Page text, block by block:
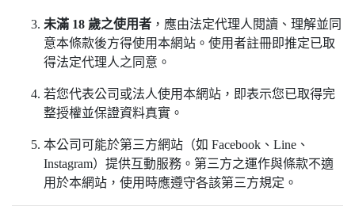
未滿 18 歲之使用者 ，應由法定代理人閱讀、理解並同
意本條款後方得使用本網站。使用者註冊即推定已取
得法定代理人之同意。
若您代表公司或法人使用本網站，即表示您已取得完
整授權並保證資料真實。
本公司可能於第三方網站（如 Facebook、Line、
Instagram）提供互動服務。第三方之運作與條款不適
用於本網站，使用時應遵守各該第三方規定。